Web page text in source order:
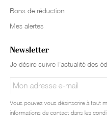
Bons de réduction
Mes alertes
Newsletter
Je désire suivre l’actualité des
Vous pouvez vous désinscrire à tout
informations de contact dans les